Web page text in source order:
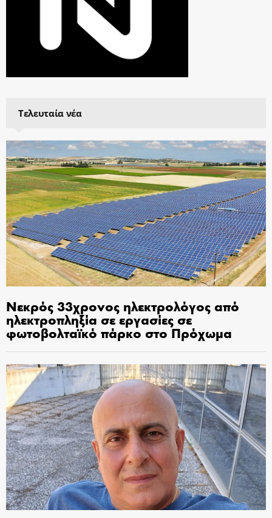
Τελευταία νέα
Νεκρός 33χρονος ηλεκτρολόγος από
ηλεκτροπληξία σε εργασίες σε
φωτοβολταϊκό πάρκο στο Πρόχωμα